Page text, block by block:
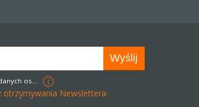
osobowych w celach marketingowych
otrzymywania Newslettera